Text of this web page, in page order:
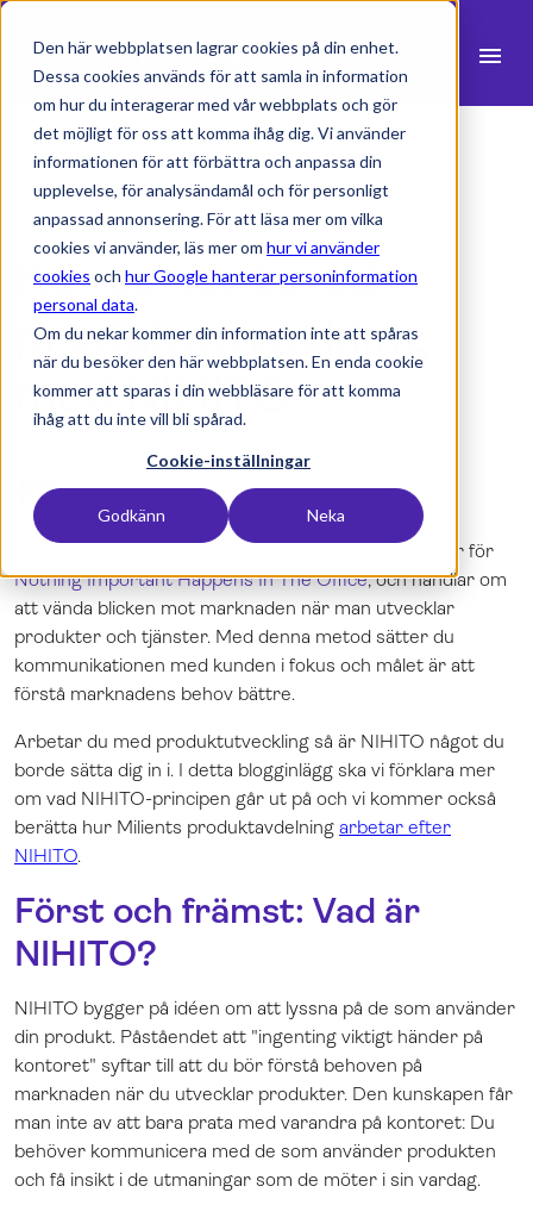
Den här webbplatsen lagrar cookies på din enhet.
Dessa cookies används för att samla in information
om hur du interagerar med vår webbplats och gör
det möjligt för oss att komma ihåg dig. Vi använder
informationen för att förbättra och anpassa din
upplevelse, för analysändamål och för personligt
anpassad annonsering. För att läsa mer om vilka
cookies vi använder, läs mer om hur vi använder
cookies och hur Google hanterar personinformation
personal data.
Om du nekar kommer din information inte att spåras
när du besöker den här webbplatsen. En enda cookie
kommer att sparas i din webbläsare för att komma
ihåg att du inte vill bli spårad.
Cookie-inställningar
Godkänn Neka
menu
Produkter
Branscher
Resurser
Integrationer
search
language
Svenska
English
Norsk
Logga in
Kundorienterad
produktutveckling
med NIHITO
24 augusti 2023 -1 min lästid
Har du hört talas om NIHITO-principen? NIHITO står för
Nothing Important Happens In The Office, och handlar om
att vända blicken mot marknaden när man utvecklar
produkter och tjänster. Med denna metod sätter du
kommunikationen med kunden i fokus och målet är att
förstå marknadens behov bättre.
Arbetar du med produktutveckling så är NIHITO något du
borde sätta dig in i. I detta blogginlägg ska vi förklara mer
om vad NIHITO-principen går ut på och vi kommer också
berätta hur Milients produktavdelning arbetar efter
NIHITO.
Först och främst: Vad är
NIHITO?
NIHITO bygger på idéen om att lyssna på de som använder
din produkt. Påståendet att "ingenting viktigt händer på
kontoret" syftar till att du bör förstå behoven på
marknaden när du utvecklar produkter. Den kunskapen får
man inte av att bara prata med varandra på kontoret: Du
behöver kommunicera med de som använder produkten
och få insikt i de utmaningar som de möter i sin vardag.